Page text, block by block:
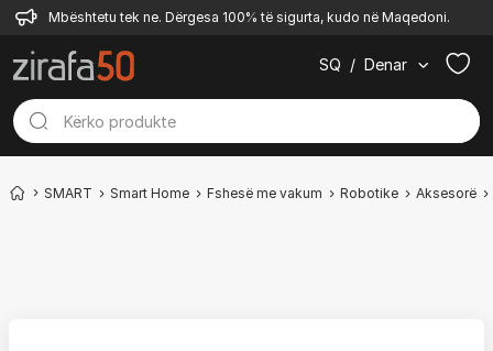
Mbështetu tek ne. Dërgesa 100% të sigurta, kudo në Maqedoni.
SQ / Denar
SMART Smart Home Fshesë me vakum Robotike Aksesorë